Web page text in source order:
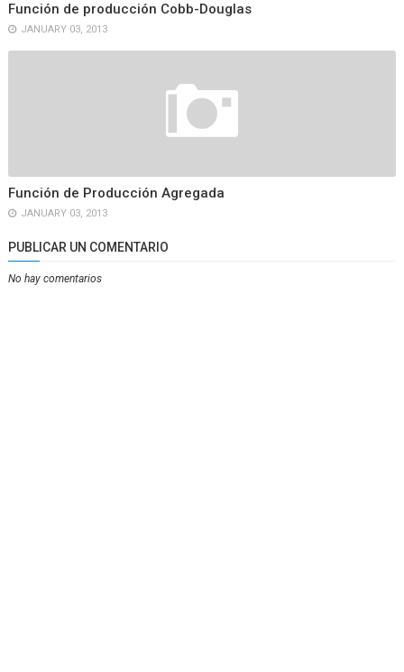
Función de producción Cobb-Douglas
JANUARY 03, 2013
Función de Producción Agregada
JANUARY 03, 2013
PUBLICAR UN COMENTARIO
No hay comentarios